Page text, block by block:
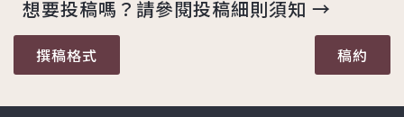
想要投稿嗎？請參閱投稿細則須知 →
撰稿格式 稿約